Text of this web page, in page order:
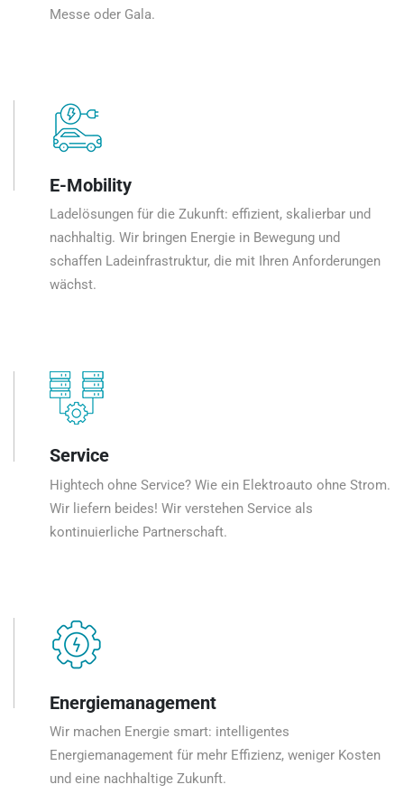
Messe oder Gala.
E-Mobility
Ladelösungen für die Zukunft: effizient, skalierbar und
nachhaltig. Wir bringen Energie in Bewegung und
schaffen Ladeinfrastruktur, die mit Ihren Anforderungen
wächst.
Service
Hightech ohne Service? Wie ein Elektroauto ohne Strom.
Wir liefern beides! Wir verstehen Service als
kontinuierliche Partnerschaft.
Energiemanagement
Wir machen Energie smart: intelligentes
Energiemanagement für mehr Effizienz, weniger Kosten
und eine nachhaltige Zukunft.